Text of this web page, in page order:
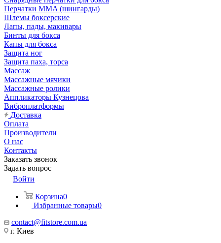
Перчатки MMA (шингарды)
Шлемы боксерские
Лапы, пады, макивары
Бинты для бокса
Капы для бокса
Защита ног
Защита паха, торса
Массаж
Массажные мячики
Массажные ролики
Аппликаторы Кузнецова
Виброплатформы
Доставка
Оплата
Производители
О нас
Контакты
Заказать звонок
Задать вопрос
Войти
Корзина0
Избранные товары0
contact@fitstore.com.ua
г. Киев